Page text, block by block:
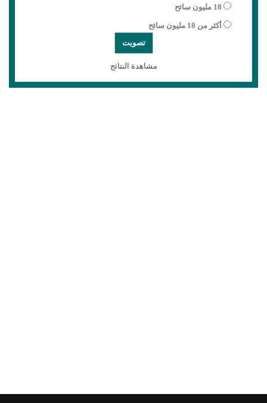
18 مليون سائح
أكثر من 18 مليون سائح
مشاهدة النتائج